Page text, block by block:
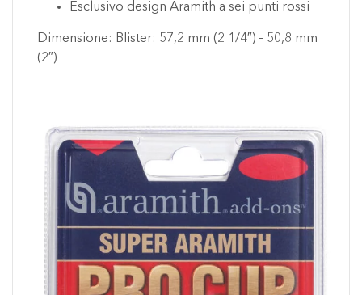
Esclusivo design Aramith a sei punti rossi
Dimensione: Blister: 57,2 mm (2 1/4″) – 50,8 mm
(2″)